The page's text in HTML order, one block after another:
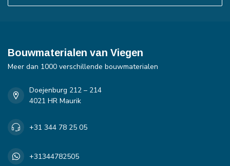
Bouwmaterialen van Viegen
Meer dan 1000 verschillende bouwmaterialen
Doejenburg 212 – 214
4021 HR Maurik
+31 344 78 25 05
+31344782505